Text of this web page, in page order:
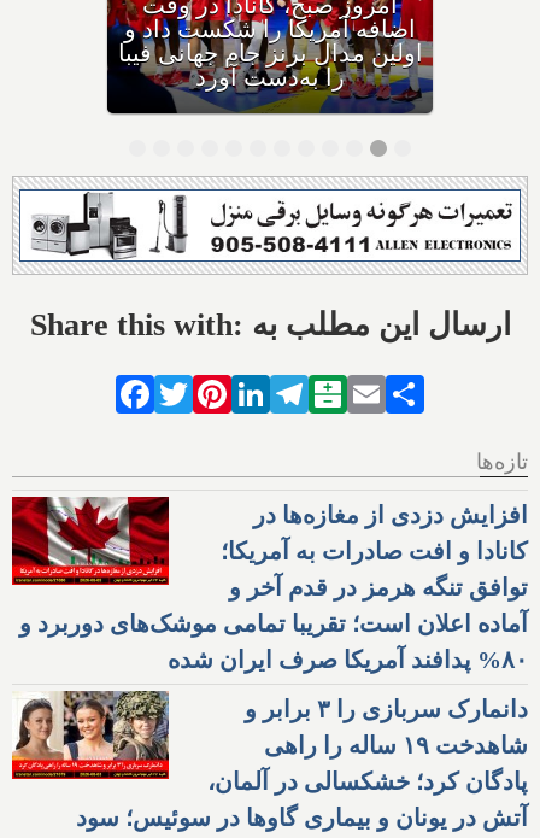
اولیویا چاو شهردار شهر
خواستند تا میزبانی جام جهانی
در تورنتو را لغو کند
Share this with: ارسال این مطلب به
Facebook
TwitterPinterestLinkedIn
Telegram
Balatarin
Email
تازه‌ها
افزایش دزدی از مغازه‌ها در
کانادا و افت صادرات به آمریکا؛
توافق تنگه هرمز در قدم آخر و
آماده اعلان است؛ تقریبا تمامی موشک‌های دوربرد و
۸۰% پدافند آمریکا صرف ایران شده
دانمارک سربازی را ۳ برابر و
شاهدخت ۱۹ ساله را راهی
پادگان کرد؛ خشکسالی در آلمان،
آتش در یونان و بیماری گاوها در سوئیس؛ سود